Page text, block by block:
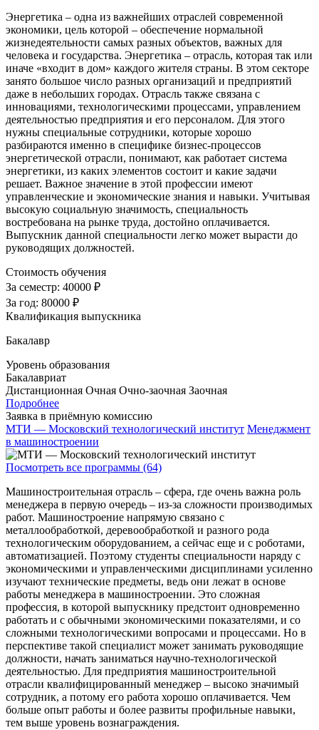
Энергетика – одна из важнейших отраслей современной
экономики, цель которой – обеспечение нормальной
жизнедеятельности самых разных объектов, важных для
человека и государства. Энергетика – отрасль, которая так или
иначе «входит в дом» каждого жителя страны. В этом секторе
занято большое число разных организаций и предприятий
даже в небольших городах. Отрасль также связана с
инновациями, технологическими процессами, управлением
деятельностью предприятия и его персоналом. Для этого
нужны специальные сотрудники, которые хорошо
разбираются именно в специфике бизнес-процессов
энергетической отрасли, понимают, как работает система
энергетики, из каких элементов состоит и какие задачи
решает. Важное значение в этой профессии имеют
управленческие и экономические знания и навыки. Учитывая
высокую социальную значимость, специальность
востребована на рынке труда, достойно оплачивается.
Выпускник данной специальности легко может вырасти до
руководящих должностей.
Стоимость обучения
За семестр: 40000 ₽
За год: 80000 ₽
Квалификация выпускника
Бакалавр
Уровень образования
Бакалавриат
Дистанционная Очная Очно-заочная Заочная
Подробнее
Заявка в приёмную комиссию
МТИ — Московский технологический институт Менеджмент
в машиностроении
Посмотреть все программы (64)
Машиностроительная отрасль – сфера, где очень важна роль
менеджера в первую очередь – из-за сложности производимых
работ. Машиностроение напрямую связано с
металлообработкой, деревообработкой и разного рода
технологическим оборудованием, а сейчас еще и с роботами,
автоматизацией. Поэтому студенты специальности наряду с
экономическими и управленческими дисциплинами усиленно
изучают технические предметы, ведь они лежат в основе
работы менеджера в машиностроении. Это сложная
профессия, в которой выпускнику предстоит одновременно
работать и с обычными экономическими показателями, и со
сложными технологическими вопросами и процессами. Но в
перспективе такой специалист может занимать руководящие
должности, начать заниматься научно-технологической
деятельностью. Для предприятия машиностроительной
отрасли квалифицированный менеджер – высоко значимый
сотрудник, а потому его работа хорошо оплачивается. Чем
больше опыт работы и более развиты профильные навыки,
тем выше уровень вознаграждения.